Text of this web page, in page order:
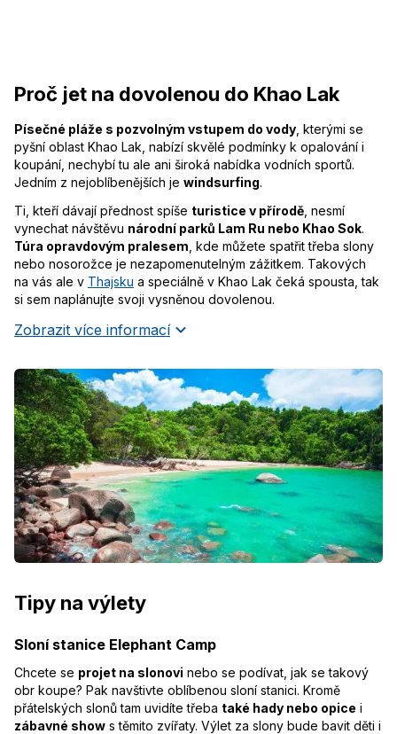
Proč jet na dovolenou do Khao Lak
Písečné pláže s pozvolným vstupem do vody , kterými se
pyšní oblast Khao Lak, nabízí skvělé podmínky k opalování i
koupání, nechybí tu ale ani široká nabídka vodních sportů.
Jedním z nejoblíbenějších je windsurfing.
Ti, kteří dávají přednost spíše turistice v přírodě , nesmí
vynechat návštěvu národní parků Lam Ru nebo Khao Sok.
Túra opravdovým pralesem , kde můžete spatřit třeba slony
nebo nosorožce je nezapomenutelným zážitkem. Takových
na vás ale v Thajsku a speciálně v Khao Lak čeká spousta, tak
si sem naplánujte svoji vysněnou dovolenou.
Zobrazit více informací
Tipy na výlety
Sloní stanice Elephant Camp
Chcete se projet na slonovi nebo se podívat, jak se takový
obr koupe? Pak navštivte oblíbenou sloní stanici. Kromě
přátelských slonů tam uvidíte třeba také hady nebo opice i
zábavné show s těmito zvířaty. Výlet za slony bude bavit děti i